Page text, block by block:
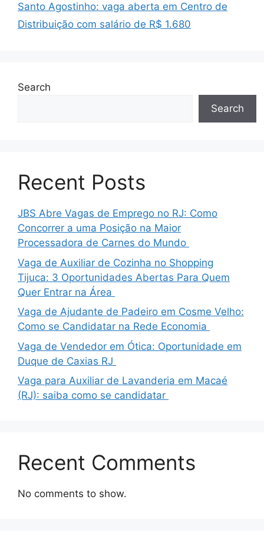
Santo Agostinho: vaga aberta em Centro de
Distribuição com salário de R$ 1.680
Search
Search
Recent Posts
JBS Abre Vagas de Emprego no RJ: Como
Concorrer a uma Posição na Maior
Processadora de Carnes do Mundo
Vaga de Auxiliar de Cozinha no Shopping
Tijuca: 3 Oportunidades Abertas Para Quem
Quer Entrar na Área
Vaga de Ajudante de Padeiro em Cosme Velho:
Como se Candidatar na Rede Economia
Vaga de Vendedor em Ótica: Oportunidade em
Duque de Caxias RJ
Vaga para Auxiliar de Lavanderia em Macaé
(RJ): saiba como se candidatar
Recent Comments
No comments to show.